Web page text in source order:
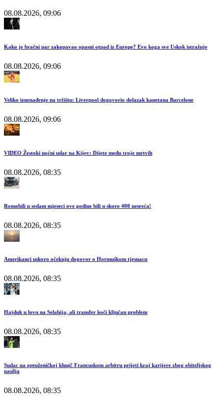
08.08.2026, 09:06
Kako je bračni par zakopavao opasni otpad iz Europe? Evo koga sve Uskok istražuje
08.08.2026, 09:06
Veliko iznenađenje na tržištu: Liverpool dogovorio dolazak kapetana Barcelone
08.08.2026, 09:06
VIDEO Žestoki noćni udar na Kijev: Dijete među troje mrtvih
08.08.2026, 08:35
Romobili u sedam mjeseci ove godine bili u skoro 400 nesreća!
08.08.2026, 08:35
Amerikanci uskoro očekuju dogovor o Hormuškom tjesnacu
08.08.2026, 08:35
Hajduk u lovu na Selahija, ali transfer koči ključan problem
08.08.2026, 08:35
Sudac na optuženičkoj klupi! Francuskom arbitru prijeti kraj karijere zbog obiteljskog
nasilja
08.08.2026, 08:35